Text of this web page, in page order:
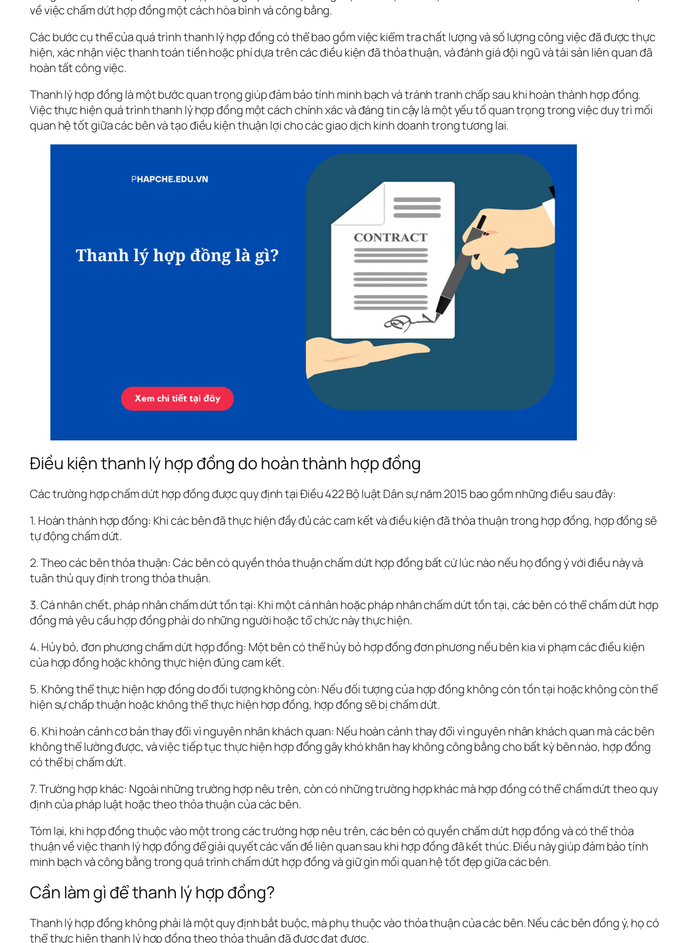
về việc chấm dứt hợp đồng một cách hòa bình và công bằng.
Các bước cụ thể của quá trình thanh lý hợp đồng có thể bao gồm việc kiểm tra chất lượng và số lượng công việc đã được thực
hiện, xác nhận việc thanh toán tiền hoặc phí dựa trên các điều kiện đã thỏa thuận, và đánh giá đội ngũ và tài sản liên quan đã
hoàn tất công việc.
Thanh lý hợp đồng là một bước quan trọng giúp đảm bảo tính minh bạch và tránh tranh chấp sau khi hoàn thành hợp đồng.
Việc thực hiện quá trình thanh lý hợp đồng một cách chính xác và đáng tin cậy là một yếu tố quan trọng trong việc duy trì mối
quan hệ tốt giữa các bên và tạo điều kiện thuận lợi cho các giao dịch kinh doanh trong tương lai.
Điều kiện thanh lý hợp đồng do hoàn thành hợp đồng
Các trường hợp chấm dứt hợp đồng được quy định tại Điều 422 Bộ luật Dân sự năm 2015 bao gồm những điều sau đây:
1. Hoàn thành hợp đồng: Khi các bên đã thực hiện đầy đủ các cam kết và điều kiện đã thỏa thuận trong hợp đồng, hợp đồng sẽ
tự động chấm dứt.
2. Theo các bên thỏa thuận: Các bên có quyền thỏa thuận chấm dứt hợp đồng bất cứ lúc nào nếu họ đồng ý với điều này và
tuân thủ quy định trong thỏa thuận.
3. Cá nhân chết, pháp nhân chấm dứt tồn tại: Khi một cá nhân hoặc pháp nhân chấm dứt tồn tại, các bên có thể chấm dứt hợp
đồng mà yêu cầu hợp đồng phải do những người hoặc tổ chức này thực hiện.
4. Hủy bỏ, đơn phương chấm dứt hợp đồng: Một bên có thể hủy bỏ hợp đồng đơn phương nếu bên kia vi phạm các điều kiện
của hợp đồng hoặc không thực hiện đúng cam kết.
5. Không thể thực hiện hợp đồng do đối tượng không còn: Nếu đối tượng của hợp đồng không còn tồn tại hoặc không còn thể
hiện sự chấp thuận hoặc không thể thực hiện hợp đồng, hợp đồng sẽ bị chấm dứt.
6. Khi hoàn cảnh cơ bản thay đổi vì nguyên nhân khách quan: Nếu hoàn cảnh thay đổi vì nguyên nhân khách quan mà các bên
không thể lường được, và việc tiếp tục thực hiện hợp đồng gây khó khăn hay không công bằng cho bất kỳ bên nào, hợp đồng
có thể bị chấm dứt.
7. Trường hợp khác: Ngoài những trường hợp nêu trên, còn có những trường hợp khác mà hợp đồng có thể chấm dứt theo quy
định của pháp luật hoặc theo thỏa thuận của các bên.
Tóm lại, khi hợp đồng thuộc vào một trong các trường hợp nêu trên, các bên có quyền chấm dứt hợp đồng và có thể thỏa
thuận về việc thanh lý hợp đồng để giải quyết các vấn đề liên quan sau khi hợp đồng đã kết thúc. Điều này giúp đảm bảo tính
minh bạch và công bằng trong quá trình chấm dứt hợp đồng và giữ gìn mối quan hệ tốt đẹp giữa các bên.
Cần làm gì để thanh lý hợp đồng?
Thanh lý hợp đồng không phải là một quy định bắt buộc, mà phụ thuộc vào thỏa thuận của các bên. Nếu các bên đồng ý, họ có
thể thực hiện thanh lý hợp đồng theo thỏa thuận đã được đạt được.